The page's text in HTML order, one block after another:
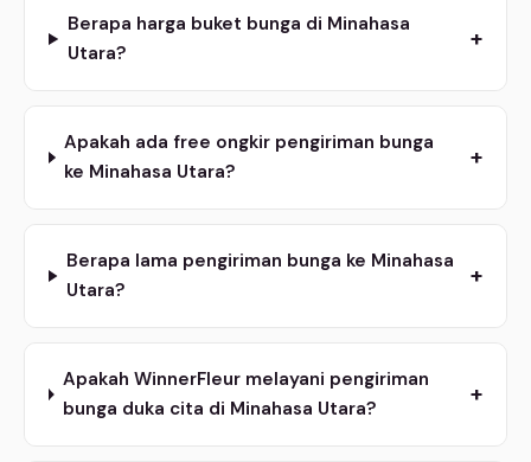
Berapa harga buket bunga di Minahasa
Utara?
+
Apakah ada free ongkir pengiriman bunga
ke Minahasa Utara?
+
Berapa lama pengiriman bunga ke Minahasa
Utara?
+
Apakah WinnerFleur melayani pengiriman
bunga duka cita di Minahasa Utara?
+